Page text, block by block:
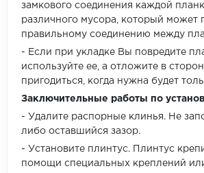
замкового соединения каждой
различного мусора, который может
правильному соединению между
- Если при укладке Вы повредите
используйте ее, а отложите в
пригодиться, когда нужна будет
Заключительные работы по
- Удалите распорные клинья. Не
либо оставшийся зазор.
- Установите плинтус. Плинтус
помощи специальных креплений